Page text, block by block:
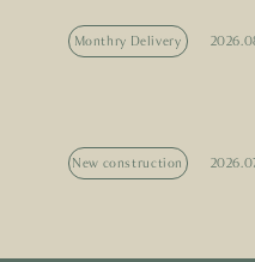
Monthry Delivery
New construction